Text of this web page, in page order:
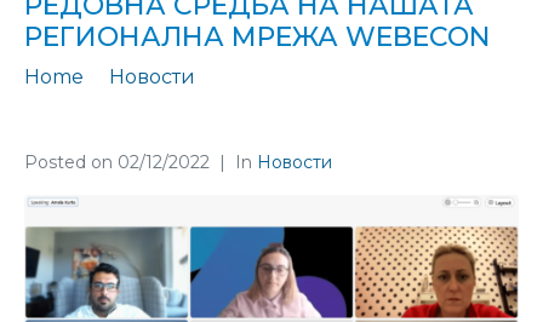
РЕГИОНАЛНА МРЕЖА WEBECON
Home
Новости
Posted on 02/12/2022 In Новости